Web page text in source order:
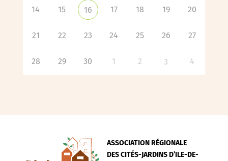
14 15 16 17 18 19 20
21 22 23 24 25 26 27
28 29 30 1 2 3 4
ASSOCIATION RÉGIONALE
DES CITÉS-JARDINS D’ILE-DE-